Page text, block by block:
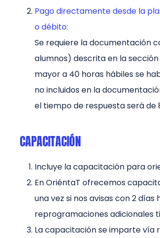
Pago directamente desde la
o débito:
Se requiere la documentación
alumnos) descrita en la
mayor a 40 horas hábiles se
no incluidos en la
el tiempo de respuesta será de
CAPACITACIÓN
Incluye la capacitación para
En OriéntaT ofrecemos
una vez si nos avisas con 2
reprogramaciones adicionales
La capacitación se imparte vía